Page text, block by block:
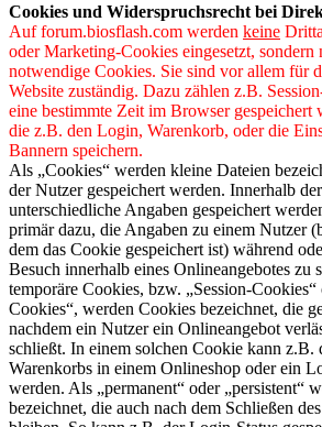
Cookies und Widerspruchsrecht bei
Auf forum.biosflash.com werden keine
oder Marketing-Cookies eingesetzt, sondern
notwendige Cookies. Sie sind vor allem für
Website zuständig. Dazu zählen z.B.
eine bestimmte Zeit im Browser gespeichert
die z.B. den Login, Warenkorb, oder die
Bannern speichern.
Als „Cookies“ werden kleine Dateien
der Nutzer gespeichert werden. Innerhalb
unterschiedliche Angaben gespeichert
primär dazu, die Angaben zu einem Nutzer
dem das Cookie gespeichert ist) während
Besuch innerhalb eines Onlineangebotes zu
temporäre Cookies, bzw. „Session-Cookies“
Cookies“, werden Cookies bezeichnet, die
nachdem ein Nutzer ein Onlineangebot
schließt. In einem solchen Cookie kann z.B.
Warenkorbs in einem Onlineshop oder ein
werden. Als „permanent“ oder „persistent“
bezeichnet, die auch nach dem Schließen